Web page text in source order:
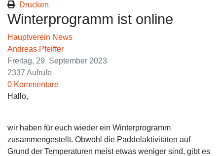
Drucken
Winterprogramm ist online
Hauptverein News
Andreas Pfeiffer
Freitag, 29. September 2023
2337 Aufrufe
0 Kommentare
Hallo,
wir haben für euch wieder ein Winterprogramm
zusammengestellt. Obwohl die Paddelaktivitäten auf
Grund der Temperaturen meist etwas weniger sind, gibt es